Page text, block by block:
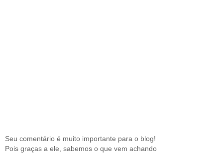
Seu comentário é muito importante para o blog!
Pois graças a ele, sabemos o que vem achando